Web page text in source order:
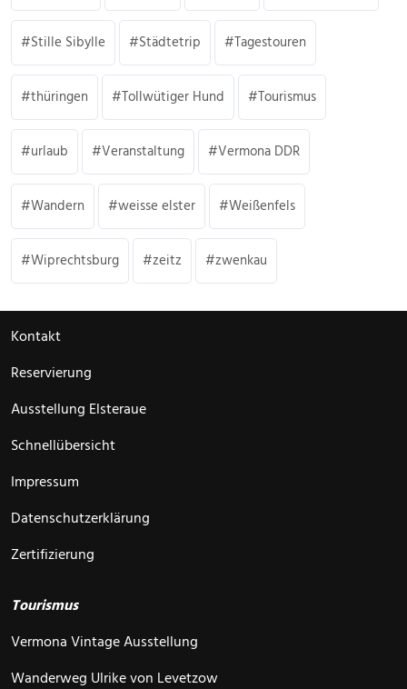
Stille Sibylle Städtetrip Tagestouren
thüringen Tollwütiger Hund Tourismus
urlaub Veranstaltung Vermona DDR
Wandern weisse elster Weißenfels
Wiprechtsburg zeitz zwenkau
Kontakt
Reservierung
Ausstellung Elsteraue
Schnellübersicht
Impressum
Datenschutzerklärung
Zertifizierung
Tourismus
Vermona Vintage Ausstellung
Wanderweg Ulrike von Levetzow